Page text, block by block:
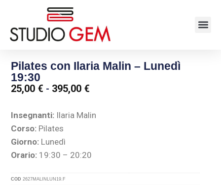
Pilates con Ilaria Malin – Lunedì
19:30
25,00 € - 395,00 €
Insegnanti: Ilaria Malin
Corso: Pilates
Giorno: Lunedì
Orario: 19:30 – 20:20
COD2627MALINLUN19.F